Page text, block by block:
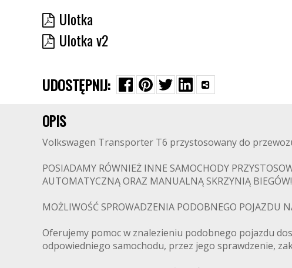
Ulotka
Ulotka v2
UDOSTĘPNIJ:
OPIS
Volkswagen Transporter T6 przystosowany do
POSIADAMY RÓWNIEŻ INNE SAMOCHODY
AUTOMATYCZNĄ ORAZ MANUALNĄ SKRZYNIĄ BIEGÓW!
MOŻLIWOŚĆ SPROWADZENIA PODOBNEGO POJAZDU
Oferujemy pomoc w znalezieniu podobnego pojazdu
odpowiedniego samochodu, przez jego sprawdzenie,